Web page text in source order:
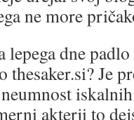
ne more
dne
Je
akterji to